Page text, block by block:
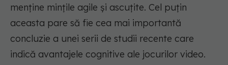
menține mințile agile și ascuțite. Cel puțin
aceasta pare să fie cea mai importantă
concluzie a unei serii de studii recente care
indică avantajele cognitive ale jocurilor video.